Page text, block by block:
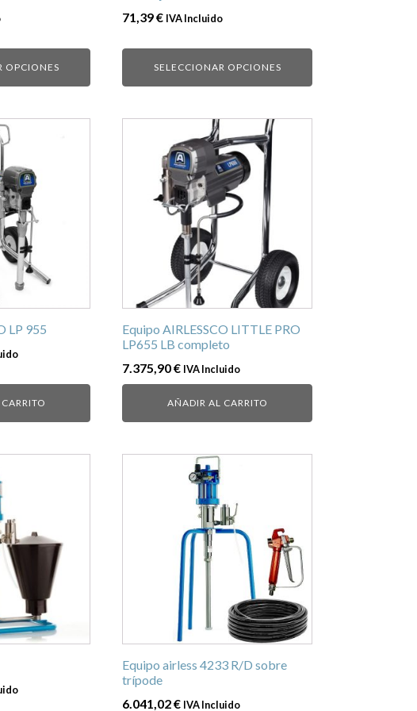
OPCIONES
71,39€ IVA Incluido
SELECCIONAR OPCIONES
la
de
producto
LP 955
Equipo AIRLESSCO LITTLE PRO
LP655 LB completo
7.375,90€ IVA Incluido
AÑADIR AL CARRITO
Equipo airless 4233 R/D sobre
trípode
6.041,02€ IVA Incluido